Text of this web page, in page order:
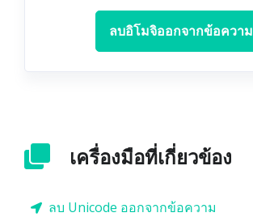
ลบอิโมจิออกจากข้อความ
เครื่องมือที่เกี่ยวข้อง
ลบ Unicode ออกจากข้อความ